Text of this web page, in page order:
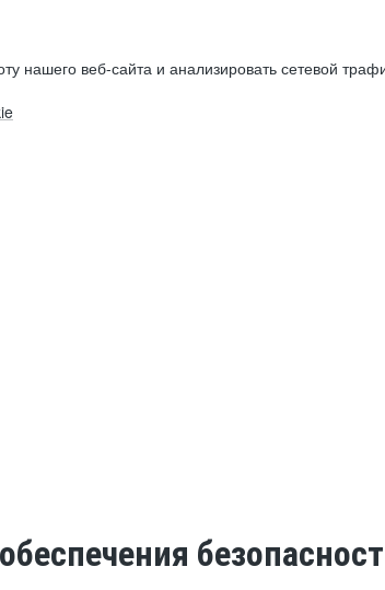
нашего веб-сайта и анализировать сетевой